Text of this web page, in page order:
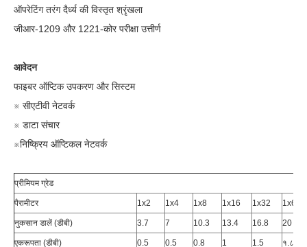
ऑपरेटिंग तरंग दैर्ध्य की विस्तृत श्रृंखला
जीआर-1209 और 1221-कोर परीक्षा उत्तीर्ण
आवेदन
फाइबर ऑप्टिक उपकरण और सिस्टम
※ सीएटीवी नेटवर्क
※ डाटा संचार
※निष्क्रिय ऑप्टिकल नेटवर्क
प्रीमियम ग्रेड
पैरामीटर 1x2 1x4 1x8 1x16 1x32 1x64
नुकसान डालें (डीबी) 3.7 7 10.3 13.4 16.8 20
एकरूपता (डीबी) 0.5 0.5 0.8 1 1.5 १.८